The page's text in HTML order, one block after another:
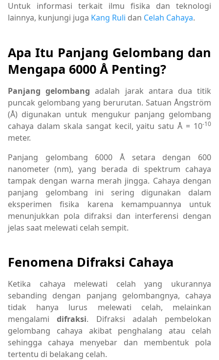
Untuk informasi terkait ilmu fisika dan teknologi
lainnya, kunjungi juga Kang Ruli dan Celah Cahaya.
Apa Itu Panjang Gelombang dan
Mengapa 6000 Å Penting?
Panjang gelombang adalah jarak antara dua titik
puncak gelombang yang berurutan. Satuan Ångström
(Å) digunakan untuk mengukur panjang gelombang
cahaya dalam skala sangat kecil, yaitu satu Å = 10-10
meter.
Panjang gelombang 6000 Å setara dengan 600
nanometer (nm), yang berada di spektrum cahaya
tampak dengan warna merah jingga. Cahaya dengan
panjang gelombang ini sering digunakan dalam
eksperimen fisika karena kemampuannya untuk
menunjukkan pola difraksi dan interferensi dengan
jelas saat melewati celah sempit.
Fenomena Difraksi Cahaya
Ketika cahaya melewati celah yang ukurannya
sebanding dengan panjang gelombangnya, cahaya
tidak hanya lurus melewati celah, melainkan
mengalamidifraksi. Difraksi adalah pembelokan
gelombang cahaya akibat penghalang atau celah
sehingga cahaya menyebar dan membentuk pola
tertentu di belakang celah.